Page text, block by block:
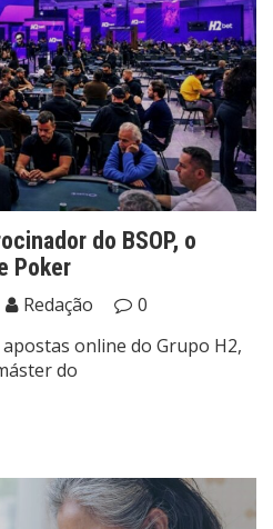
do BSOP, o
Poker
Redação
0
online do Grupo H2,
do